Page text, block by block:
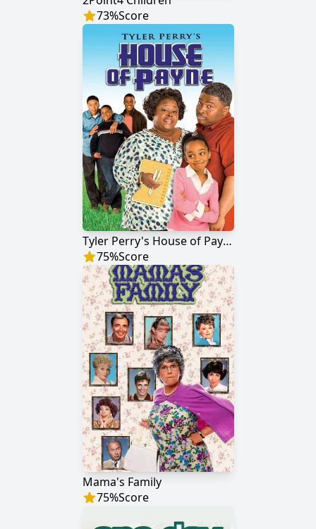
73%Score
Tyler Perry's House of Payne
75%Score
Mama's Family
75%Score